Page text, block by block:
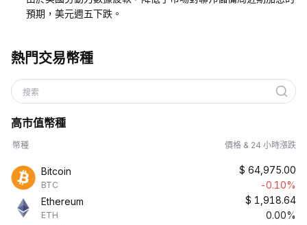
預期，美元週五下跌。
熱門交易幣種
搜索
高市值幣種
幣種 價格 & 24 小時漲跌
Bitcoin
BTC
$ 64,975.00
-0.10%
Ethereum
ETH
$ 1,918.64
0.00%